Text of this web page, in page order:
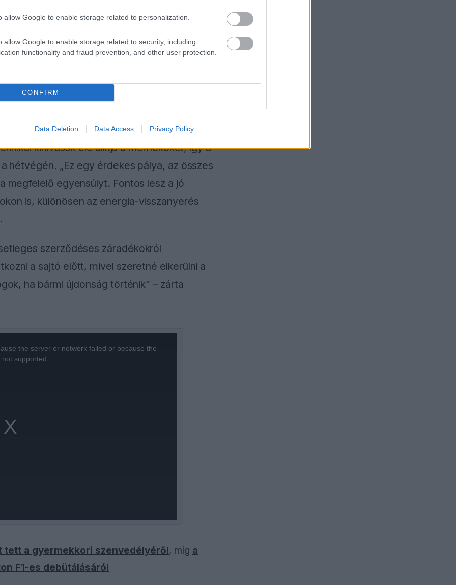
allow Google to enable storage related to personalization.
allow Google to enable storage related to security, including
functionality and fraud prevention, and other user protection.
CONFIRM
Data Deletion Data Access Privacy Policy
fejlesztéseket ígér az RB22-es modellhez,
is bizakodó, bár óvatosan fogalmazott
érünk el az új fejlesztésekkel. Alig
velük” – mondta Verstappen.
kihívások elé állítja a mérnököket, így a
hétvégén. „Ez egy érdekes pálya, az összes
megfelelő egyensúlyt. Fontos lesz a jó
is, különösen az energia-visszanyerés
szerződéses záradékokról
a sajtó előtt, mivel szeretné elkerülni a
ha bármi újdonság történik” – zárta
the server or network failed or because the
not supported.
tett a gyermekkori szenvedélyéről, míg a
F1-es debütálásáról